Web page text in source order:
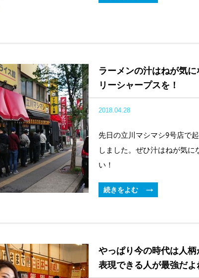
ラーメンの汁はねが気
リーシャープスを！
2018.04.28
先日の立川マシマシ9号店で
しました。ぜひ汁はねが気に
い！
続きをよむ
やっぱり今の時代は人
表現できる人が最強だよ